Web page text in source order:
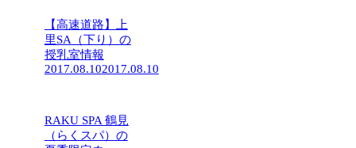
【高速道路】上
里SA（下り）の
授乳室情報
2017.08.102017.08.10
RAKU SPA 鶴見
（らくスパ）の